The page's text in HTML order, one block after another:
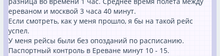
ереваном и москвой 3 часа 40 минут.
Если смотреть, как у меня прошло, я бы на такой рейс
успел.
У меня рейсы были без опозданий по расписанию.
Паспортный контроль в Ереване минут 10 - 15.